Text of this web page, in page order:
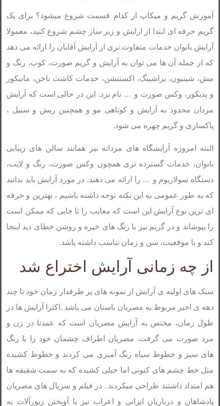
آموزش گریم و میکاپ از کدام قسمت شروع میشود؟ برای یک
گریم حرفه ای ابتدا از ارایش و زیر ساز چشم شروع کنید، معمولا
آرایش بانوان خدمات متفاوت تری از آرایش آقایان را ارائه می دهد
که از جمله آن ها می توان به آرایش و گریم صورت، کوپ، رنگ و
مش، شینیون، براشینگ، اکستنشن، خدمات کاشت ناخن، مانیکور
و پدیکور، وکس صورت و … نام برد. این در حالی است که آرایش
مردان محدود به آرایش و کوتاهی مو و همچنین ریش و سبیل ،
پاکسازی و گریم چهره می شود.
البته امروزه آرایشگاه های مردانه نیز همانند سالن های زیبایی
بانوان، خدمات گسترده تری همچون وکس صورت، رنگ و لایت،
دستگاه سولاریوم و … را ارائه می دهند. در مورد آرایش باید بدانید
که به طور عمومی به این نکته توجه داشته باشیم ، بهترین و حرفه
ای ترین نوع آرایش این است که معایب را تا جایی که ممکن است
را بپوشاند و در گریم نیز با رنگ های خیره و روشن خطای دید اینجا
کند و با موقعیت، سن و زمان تناسب داشته باشد.
از چه زمانی آرایش اختراع شد
سبک های اولیه ی آرایش از نمونه های پر طرفدار زمان خود تا چند
دهه ی اخیر مربوط به مصریان باستان می باشد .اکثرا آرایش ها در
طول زمان، مختص به آرایش مصریان است که عمدتا در زن و
مرد صورت می گرفت. مصریان اطراف چشمان خود را با رنگ
های سبز و خطوط سیاه رنگ آمیزی می کردند و خطوط کشیده
مثل خط چشم های کنونی اما خیلی کشیده که به سمت شقیقه ها
هم امتداد داشتند طراحی میکردند . در فیلم و سریال های مصریان
پادشاهان و درباریان ایرانی و اعراب نیز با آویختن زیورآلات به